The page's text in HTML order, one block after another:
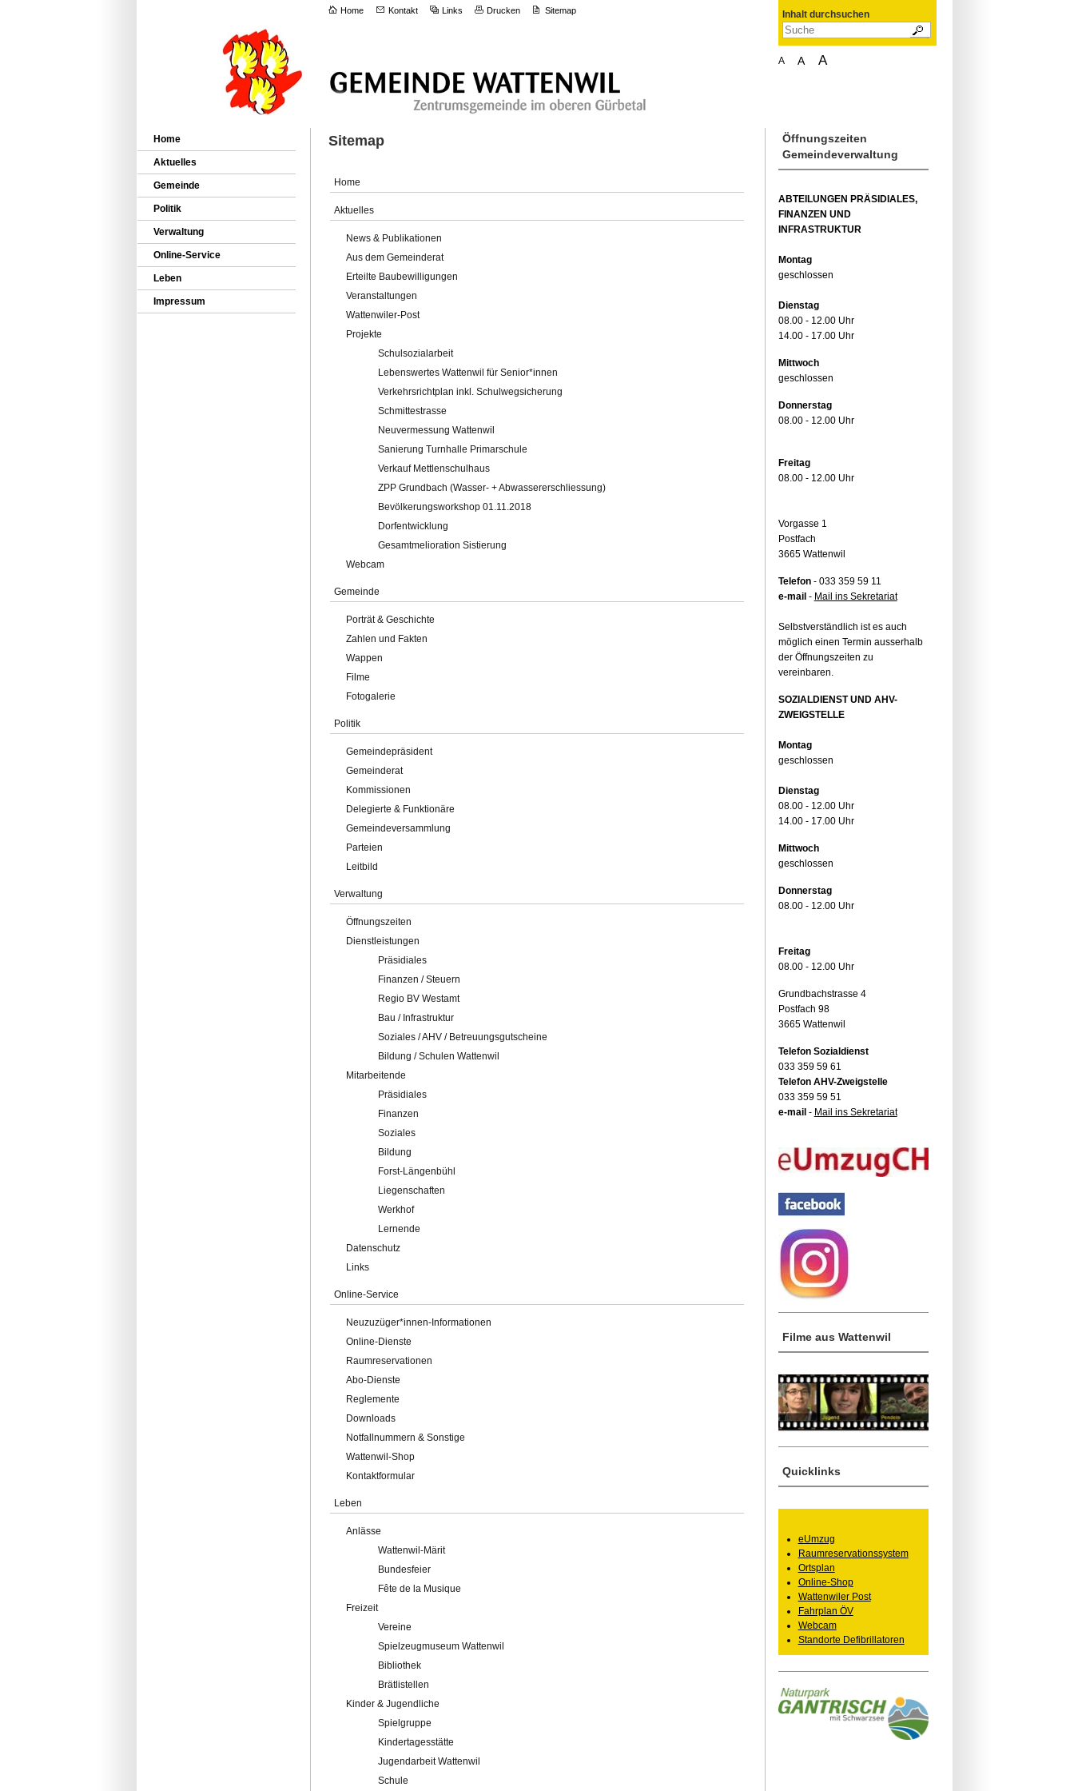
Home Kontakt Links Drucken Sitemap Inhalt durchsuchen
A A A
Home
Aktuelles
Gemeinde
Politik
Verwaltung
Online-Service
Leben
Impressum
Sitemap
Home
Aktuelles
News & Publikationen
Aus dem Gemeinderat
Erteilte Baubewilligungen
Veranstaltungen
Wattenwiler-Post
Projekte
Schulsozialarbeit
Lebenswertes Wattenwil für Senior*innen
Verkehrsrichtplan inkl. Schulwegsicherung
Schmittestrasse
Neuvermessung Wattenwil
Sanierung Turnhalle Primarschule
Verkauf Mettlenschulhaus
ZPP Grundbach (Wasser- + Abwassererschliessung)
Bevölkerungsworkshop 01.11.2018
Dorfentwicklung
Gesamtmelioration Sistierung
Webcam
Gemeinde
Porträt & Geschichte
Zahlen und Fakten
Wappen
Filme
Fotogalerie
Politik
Gemeindepräsident
Gemeinderat
Kommissionen
Delegierte & Funktionäre
Gemeindeversammlung
Parteien
Leitbild
Verwaltung
Öffnungszeiten
Dienstleistungen
Präsidiales
Finanzen / Steuern
Regio BV Westamt
Bau / Infrastruktur
Soziales / AHV / Betreuungsgutscheine
Bildung / Schulen Wattenwil
Mitarbeitende
Präsidiales
Finanzen
Soziales
Bildung
Forst-Längenbühl
Liegenschaften
Werkhof
Lernende
Datenschutz
Links
Online-Service
Neuzuzüger*innen-Informationen
Online-Dienste
Raumreservationen
Abo-Dienste
Reglemente
Downloads
Notfallnummern & Sonstige
Wattenwil-Shop
Kontaktformular
Leben
Anlässe
Wattenwil-Märit
Bundesfeier
Fête de la Musique
Freizeit
Vereine
Spielzeugmuseum Wattenwil
Bibliothek
Brätlistellen
Kinder & Jugendliche
Spielgruppe
Kindertagesstätte
Jugendarbeit Wattenwil
Schule
Öffnungszeiten
Gemeindeverwaltung
ABTEILUNGEN PRÄSIDIALES,
FINANZEN UND
INFRASTRUKTUR
Montag
geschlossen
Dienstag
08.00 - 12.00 Uhr
14.00 - 17.00 Uhr
Mittwoch
geschlossen
Donnerstag
08.00 - 12.00 Uhr
Freitag
08.00 - 12.00 Uhr
Vorgasse 1
Postfach
3665 Wattenwil
Telefon- 033 359 59 11
e-mail - Mail ins Sekretariat
Selbstverständlich ist es auch
möglich einen Termin ausserhalb
der Öffnungszeiten zu
vereinbaren.
SOZIALDIENST UND AHV-
ZWEIGSTELLE
Montag
geschlossen
Dienstag
08.00 - 12.00 Uhr
14.00 - 17.00 Uhr
Mittwoch
geschlossen
Donnerstag
08.00 - 12.00 Uhr
Freitag
08.00 - 12.00 Uhr
Grundbachstrasse 4
Postfach 98
3665 Wattenwil
Telefon Sozialdienst
033 359 59 61
Telefon AHV-Zweigstelle
033 359 59 51
e-mail - Mail ins Sekretariat
Filme aus Wattenwil
Quicklinks
eUmzug
Raumreservationssystem
Ortsplan
Online-Shop
Wattenwiler Post
Fahrplan ÖV
Webcam
Standorte Defibrillatoren